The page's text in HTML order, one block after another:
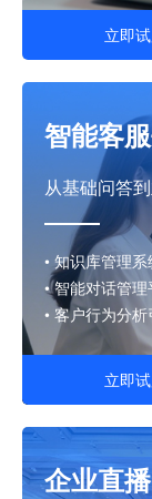
立即
智能客
从基础问答
• 知识库管理系
• 智能对话管
• 客户行为分
立即
企业直播